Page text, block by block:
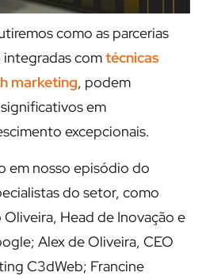
como as parcerias
comtécnicas
marketing, podem
em
excepcionais.
em nosso episódio do
do setor, como
Head de Inovação e
Alex de Oliveira, CEO
C3dWeb; Francine